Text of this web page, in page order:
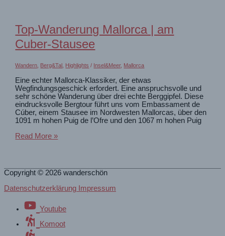
Murta
Top-Wanderung Mallorca | am
Cuber-Stausee
Wandern Berg&Tal Highlights / Insel&Meer, Mallorca
Eine echter Mallorca-Klassiker, der etwas
Wegfindungsgeschick erfordert. Eine anspruchsvolle und
sehr schöne Wanderung über drei echte Berggipfel. Diese
eindrucksvolle Bergtour führt uns vom Embassament de
Cúber, einem Stausee im Nordwesten Mallorcas, über den
1091 m hohen Puig de l’Ofre und den 1067 m hohen Puig
Top-
am
Cuber-
Stausee
Read More »
Copyright © 2026 wanderschön
Datenschutzerklärung Impressum
Youtube
Komoot